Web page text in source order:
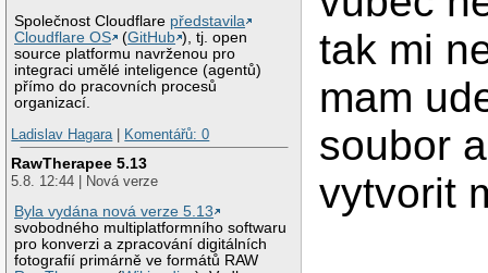
Společnost Cloudflare představila
Cloudflare OS
(GitHub ), tj. open
source platformu navrženou pro
integraci umělé inteligence (agentů)
přímo do pracovních procesů
organizací.
Ladislav Hagara| Komentářů: 0
RawTherapee 5.13
5.8. 12:44 | Nová verze
Byla vydána nová verze 5.13
svobodného multiplatformního softwaru
pro konverzi a zpracování digitálních
fotografií primárně ve formátů RAW
tak mi
mam
soubor
vytvorit